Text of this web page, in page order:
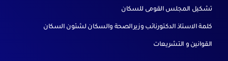
تشكيل المجلس القومى للسكان
كلمة الاستاذ الدكتورنائب وزيرالصحة والسكان لشئون السكان
القوانين و التشريعات